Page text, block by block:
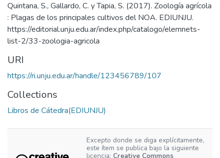
Quintana, S., Gallardo, C. y Tapia, S. (2017). Zoología agrícola
: Plagas de los principales cultivos del NOA. EDIUNJU.
https://editorial.unju.edu.ar/index.php/catalogo/elemnets-
list-2/33-zoologia-agricola
URI
https://ri.unju.edu.ar/handle/123456789/107
Collections
Libros de Cátedra(EDIUNJU)
Excepto donde se diga explícitamente,
este ítem se publica bajo la siguiente
licencia: Creative Commons